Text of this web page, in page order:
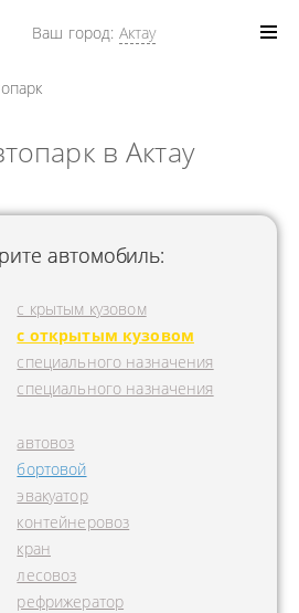
Ваш город: Актау
в Актау
автомобиль:
с крытым кузовом
с открытым кузовом
специального назначения
специального назначения
автовоз
бортовой
эвакуатор
контейнеровоз
кран
лесовоз
рефрижератор